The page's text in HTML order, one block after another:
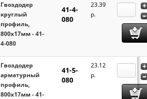
Гвоздодер
круглый
профиль,
800х17мм - 41-
4-080
41-4-
080
23.39
p.
Гвоздодер
арматурный
профиль,
800х17мм - 41-
41-5-
080
23.12
p.